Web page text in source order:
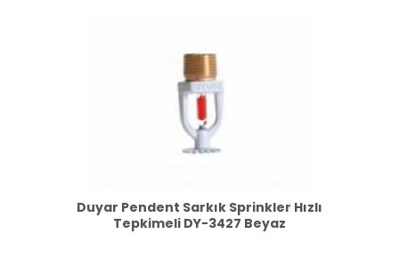
Duyar Pendent Sarkık Sprinkler Hızlı
Tepkimeli DY-3427 Beyaz